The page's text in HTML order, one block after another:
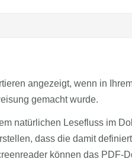
angezeigt, wenn in
gemacht wurde.
natürlichen Lesefluss im
dass die damit
können das PDF-